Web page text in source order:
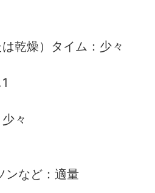
乾燥）タイム：少々
々
など：適量